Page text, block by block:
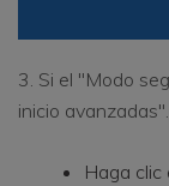
3. Si el "Modo
inicio avanzadas".
Haga clic